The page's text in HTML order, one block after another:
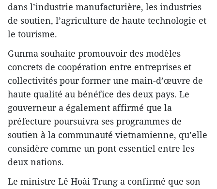
dans l’industrie manufacturière, les industries
de soutien, l’agriculture de haute technologie et
le tourisme.
Gunma souhaite promouvoir des modèles
concrets de coopération entre entreprises et
collectivités pour former une main-d’œuvre de
haute qualité au bénéfice des deux pays. Le
gouverneur a également affirmé que la
préfecture poursuivra ses programmes de
soutien à la communauté vietnamienne, qu’elle
considère comme un pont essentiel entre les
deux nations.
Le ministre Lê Hoài Trung a confirmé que son